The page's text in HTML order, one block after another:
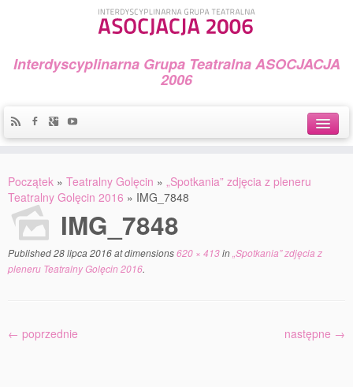
Interdyscyplinarna Grupa Teatralna ASOCJACJA
2006
Widowiska i spektakle
Teatralny Golęcin
Przystań Teatralna
Początek » Teatralny Golęcin » „Spotkania” zdjęcia z pleneru
Teatralny Golęcin 2016 » IMG_7848
IMG_7848
Published28 lipca 2016at dimensions620 × 413in „Spotkania” zdjęcia z
pleneru Teatralny Golęcin 2016.
← poprzednie następne →